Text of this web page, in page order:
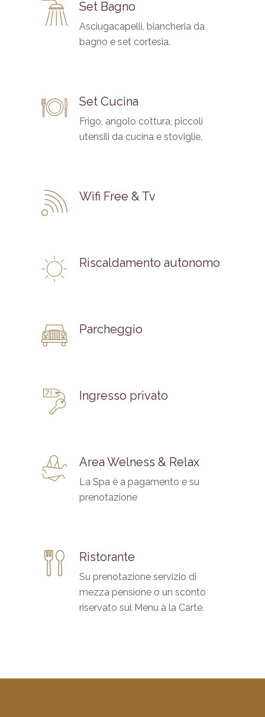
Set Bagno
Asciugacapelli, biancheria da
bagno e set cortesia.
Set Cucina
Frigo, angolo cottura, piccoli
utensili da cucina e stoviglie.
Wifi Free & Tv
Riscaldamento autonomo
Parcheggio
Ingresso privato
Area Welness & Relax
La Spa è a pagamento e su
prenotazione
Ristorante
Su prenotazione servizio di
mezza pensione o un sconto
riservato sul Menu à la Carte.